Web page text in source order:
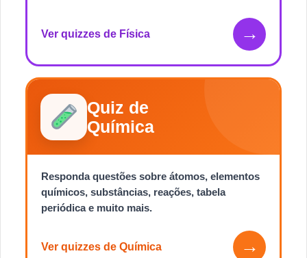
Ver quizzes de Física →
Quiz de
Química
Responda questões sobre átomos, elementos
químicos, substâncias, reações, tabela
periódica e muito mais.
Ver quizzes de Química →